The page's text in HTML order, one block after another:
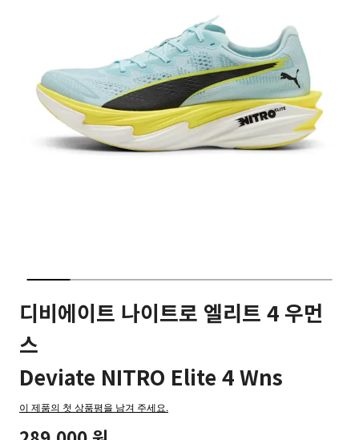
디비에이트 나이트로 엘리트 4 우먼
스
Deviate NITRO Elite 4 Wns
이 제품의 첫 상품평을 남겨 주세요.